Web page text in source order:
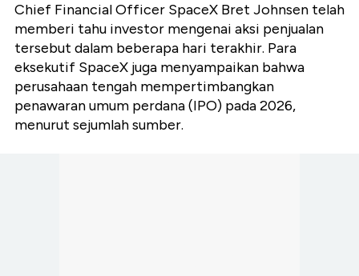
Chief Financial Officer SpaceX Bret Johnsen telah
memberi tahu investor mengenai aksi penjualan
tersebut dalam beberapa hari terakhir. Para
eksekutif SpaceX juga menyampaikan bahwa
perusahaan tengah mempertimbangkan
penawaran umum perdana (IPO) pada 2026,
menurut sejumlah sumber.